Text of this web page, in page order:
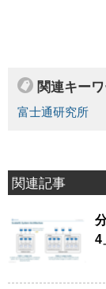
関連キー
富士通研究所
関連記事
4